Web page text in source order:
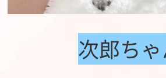
次郎ち